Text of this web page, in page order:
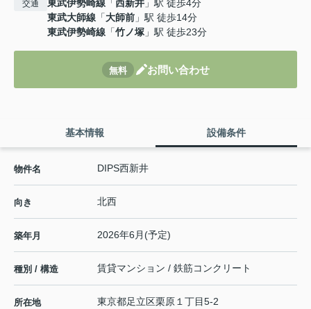
交通 東武伊勢崎線 「西新井 」駅 徒歩4分
東武大師線 「大師前 」駅 徒歩14分
東武伊勢崎線 「竹ノ塚 」駅 徒歩23分
無料 お問い合わせ
基本情報 設備条件
物件名 DIPS西新井
向き 北西
築年月 2026年6月(予定)
種別 / 構造 賃貸マンション / 鉄筋コンクリート
所在地 東京都足立区栗原１丁目5-2